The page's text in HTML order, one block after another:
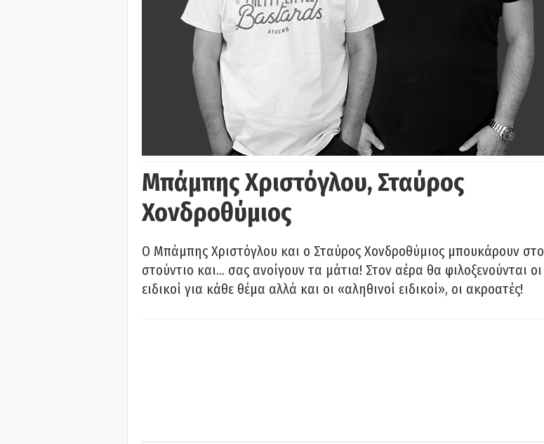
Μπάμπης Χριστόγλου, Σταύρος
Χονδροθύμιος
O Μπάμπης Χριστόγλου και ο Σταύρος Χονδροθύμιος μπουκάρουν στο
στούντιο και… σας ανοίγουν τα μάτια! Στον αέρα θα φιλοξενούνται οι
ειδικοί για κάθε θέμα αλλά και οι «αληθινοί ειδικοί», οι ακροατές!